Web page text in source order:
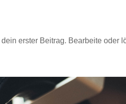
erster Beitrag. Bearbeite oder